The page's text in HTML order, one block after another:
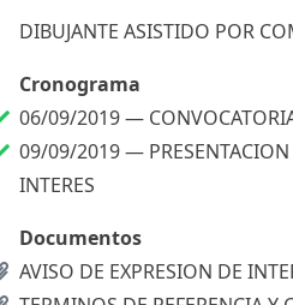
DIBUJANTE ASISTIDO POR
Cronograma
06/09/2019 —
09/09/2019 —
INTERES
Documentos
AVISO DE EXPRESION DE